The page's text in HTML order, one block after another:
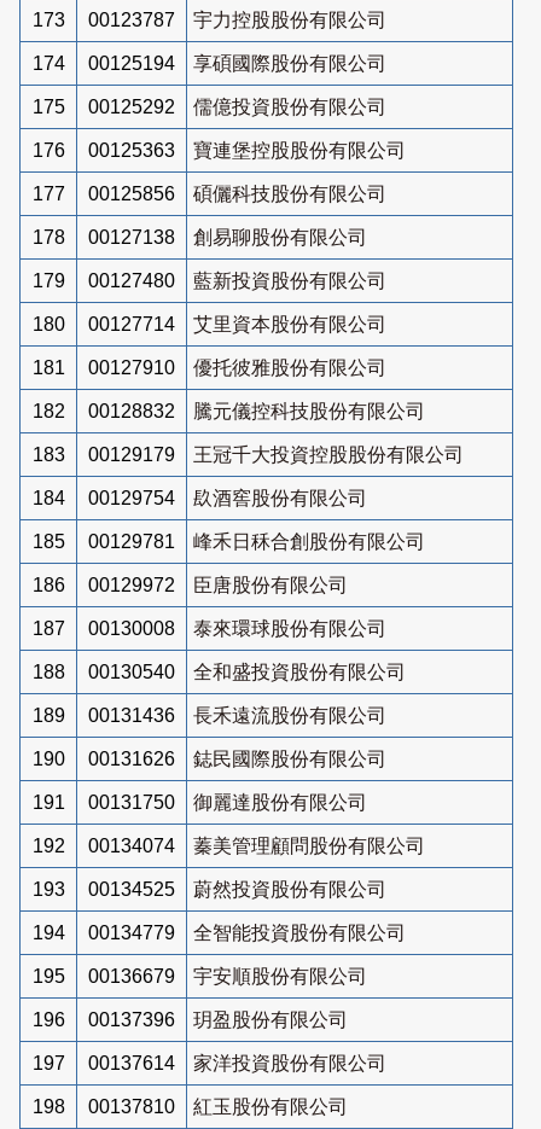
173 00123787 宇力控股股份有限公司
174 00125194 享碩國際股份有限公司
175 00125292 儒億投資股份有限公司
176 00125363 寶連堡控股股份有限公司
177 00125856 碩儷科技股份有限公司
178 00127138 創易聊股份有限公司
179 00127480 藍新投資股份有限公司
180 00127714 艾里資本股份有限公司
181 00127910 優托彼雅股份有限公司
182 00128832 騰元儀控科技股份有限公司
183 00129179 王冠千大投資控股股份有限公司
184 00129754 镹酒窖股份有限公司
185 00129781 峰禾日秝合創股份有限公司
186 00129972 臣唐股份有限公司
187 00130008 泰來環球股份有限公司
188 00130540 全和盛投資股份有限公司
189 00131436 長禾遠流股份有限公司
190 00131626 鋕民國際股份有限公司
191 00131750 御麗達股份有限公司
192 00134074 蓁美管理顧問股份有限公司
193 00134525 蔚然投資股份有限公司
194 00134779 全智能投資股份有限公司
195 00136679 宇安順股份有限公司
196 00137396 玥盈股份有限公司
197 00137614 家洋投資股份有限公司
198 00137810 紅玉股份有限公司